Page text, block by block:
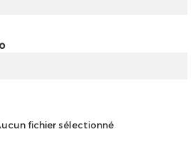
fichier sélectionné